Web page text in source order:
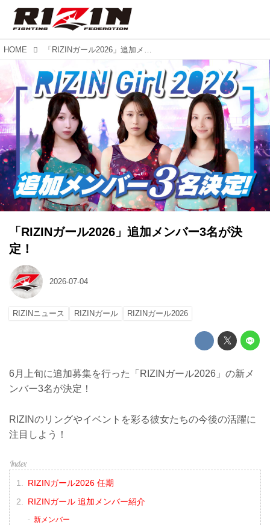
HOME 「RIZINガール2026」追加メンバー3名が決定！
「RIZINガール2026」追加メンバー3名が決
定！
2026-07-04
RIZINニュース RIZINガール RIZINガール2026
6月上旬に追加募集を行った「RIZINガール2026」の新メ
ンバー3名が決定！
RIZINのリングやイベントを彩る彼女たちの今後の活躍に
注目しよう！
RIZINガール2026 任期
RIZINガール 追加メンバー紹介
新メンバー